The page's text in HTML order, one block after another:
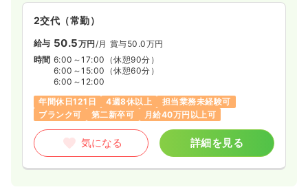
2交代（常勤）
給与 50.5万円 /月 賞与50.0万円
時間 6:00～17:00 （休憩90分）
6:00～15:00 （休憩60分）
6:00～12:00
年間休日121日
4週8休以上
担当業務未経験可
ブランク可
第二新卒可 月給40万円以上可
気になる 詳細を見る